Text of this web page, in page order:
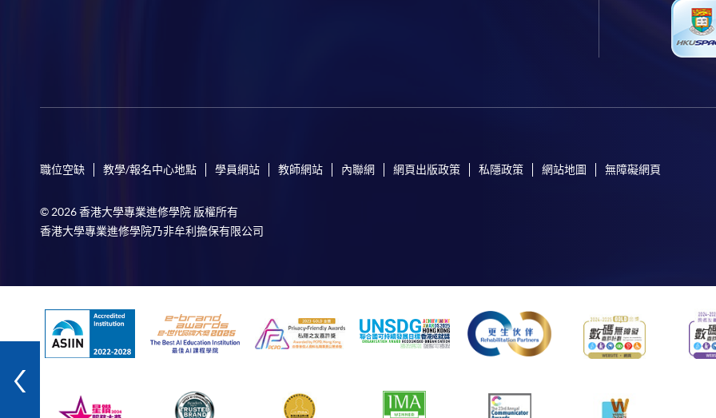
職位空缺 教學/報名中心地點 學員網站 教師網站 內聯網 網頁出版政策 私隱政策 網站地圖 無障礙網頁
© 2026 香港大學專業進修學院 版權所有
香港大學專業進修學院乃非牟利擔保有限公司